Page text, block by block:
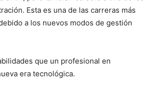
Esta es una de las carreras más
a los nuevos modos de gestión
que un profesional en
era tecnológica.